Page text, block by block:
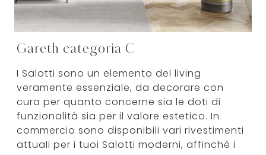
Gareth categoria C
I Salotti sono un elemento del living
veramente essenziale, da decorare con
cura per quanto concerne sia le doti di
funzionalità sia per il valore estetico. In
commercio sono disponibili vari rivestimenti
attuali per i tuoi Salotti moderni, affinchè i